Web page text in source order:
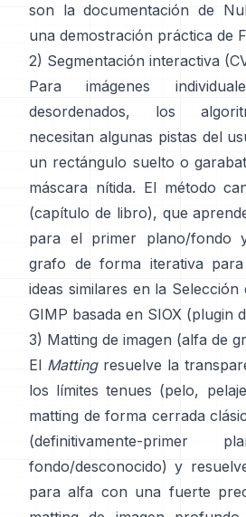
son la documentación de
una demostración práctica de
2) Segmentación interactiva
Para imágenes
desordenados, los
necesitan algunas pistas del
un rectángulo suelto o
máscara nítida. El método
(capítulo de libro), que
para el primer plano/fondo
grafo de forma iterativa para
ideas similares en la Selección
GIMP basada en SIOX (plugin
3) Matting de imagen (alfa de
El Mattingresuelve la
los límites tenues (pelo,
matting de forma cerrada
(definitivamente-primer
fondo/desconocido) y
para alfa con una fuerte